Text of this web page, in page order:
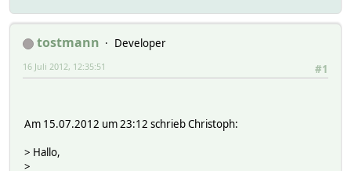
tostmann
Developer
#1
16 Juli 2012, 12:35:51
Am 15.07.2012 um 23:12 schrieb Christoph:
> Hallo,
>